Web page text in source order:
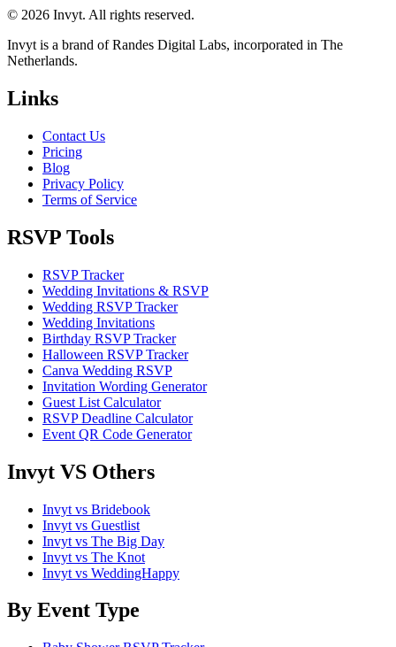
© 2026 Invyt. All rights reserved.
Invyt is a brand of Randes Digital Labs, incorporated in The
Netherlands.
Links
Contact Us
Pricing
Blog
Privacy Policy
Terms of Service
RSVP Tools
RSVP Tracker
Wedding Invitations & RSVP
Wedding RSVP Tracker
Wedding Invitations
Birthday RSVP Tracker
Halloween RSVP Tracker
Canva Wedding RSVP
Invitation Wording Generator
Guest List Calculator
RSVP Deadline Calculator
Event QR Code Generator
Invyt VS Others
Invyt vs Bridebook
Invyt vs Guestlist
Invyt vs The Big Day
Invyt vs The Knot
Invyt vs WeddingHappy
By Event Type